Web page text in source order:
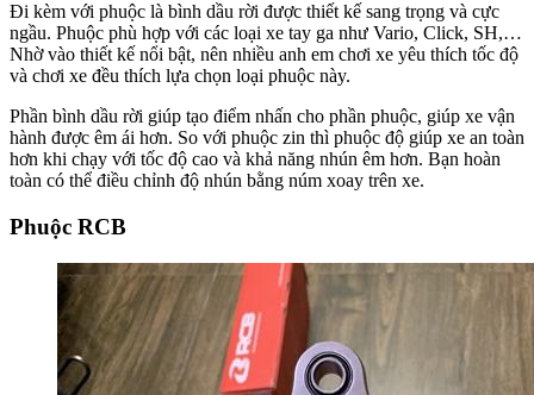
Đi kèm với phuộc là bình dầu rời được thiết kế sang trọng và cực
ngầu. Phuộc phù hợp với các loại xe tay ga như Vario, Click, SH,…
Nhờ vào thiết kế nổi bật, nên nhiều anh em chơi xe yêu thích tốc độ
và chơi xe đều thích lựa chọn loại phuộc này.
Phần bình dầu rời giúp tạo điểm nhấn cho phần phuộc, giúp xe vận
hành được êm ái hơn. So với phuộc zin thì phuộc độ giúp xe an toàn
hơn khi chạy với tốc độ cao và khả năng nhún êm hơn. Bạn hoàn
toàn có thể điều chỉnh độ nhún bằng núm xoay trên xe.
Phuộc RCB